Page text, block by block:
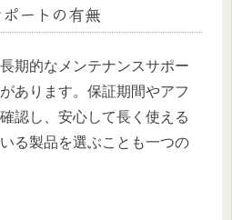
ートの有無
期的なメンテナンスサポー
あります。保証期間やアフ
認し、安心して長く使える
る製品を選ぶことも一つの